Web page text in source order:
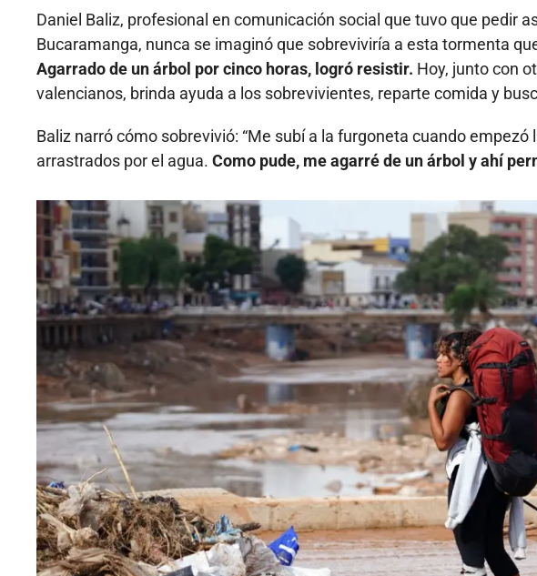
Daniel Baliz, profesional en comunicación social que tuvo que pedir
Bucaramanga, nunca se imaginó que sobreviviría a esta tormenta
Agarrado de un árbol por cinco horas, logró resistir. Hoy, junto con
valencianos, brinda ayuda a los sobrevivientes, reparte comida y
Baliz narró cómo sobrevivió: “Me subí a la furgoneta cuando
arrastrados por el agua. Como pude, me agarré de un árbol y ahí